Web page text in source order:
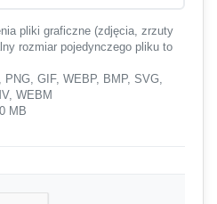
pliki graficzne (zdjęcia, zrzuty
rozmiar pojedynczego pliku to
GIF, WEBP, BMP, SVG,
WEBM
MB